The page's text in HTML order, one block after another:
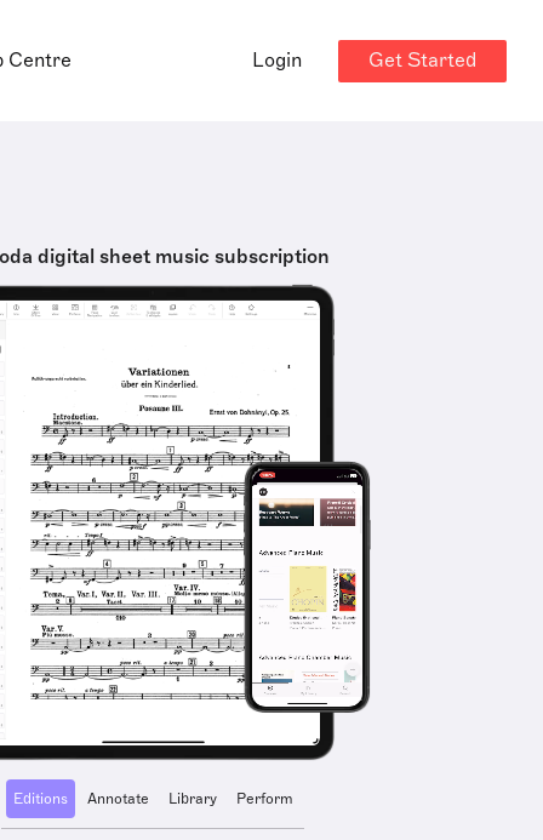
Centre Login Get Started
digital sheet music subscription
Editions Annotate Library Perform